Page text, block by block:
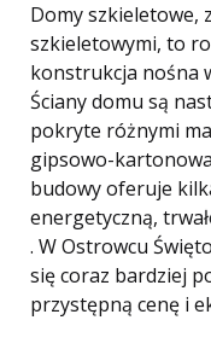
Domy szkieletowe,
szkieletowymi, to
konstrukcja nośna
Ściany domu są
pokryte różnymi
gipsowo-
budowy oferuje
energetyczną,
. W Ostrowcu
się coraz bardziej
przystępną cenę i